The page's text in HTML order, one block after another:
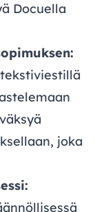
Docuella
joka